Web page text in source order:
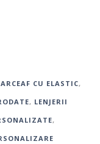
CU ELASTIC,
, LENJERII
,